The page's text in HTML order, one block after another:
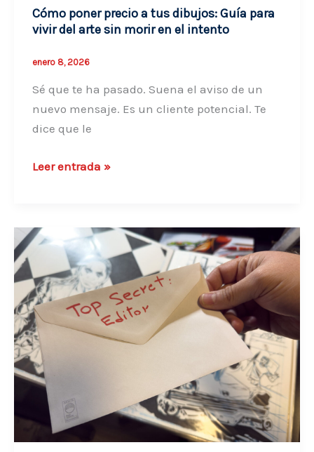
no
tu
Cómo poner precio a tus dibujos: Guía para
vivir del arte sin morir en el intento
enero 8, 2026
Sé que te ha pasado. Suena el aviso de un
nuevo mensaje. Es un cliente potencial. Te
dice que le
Cómo
a
tus
dibujos:
Guía
para
vivir
del
arte
sin
morir
en
el
Leer entrada »